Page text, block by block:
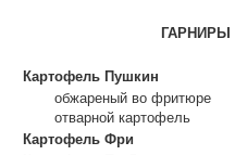
ГАРНИРЫ
Картофель Пушкин
обжареный во фритюре
отварной картофель
Картофель Фри